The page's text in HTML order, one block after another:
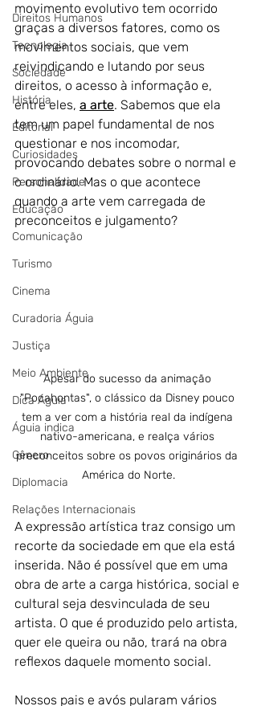
Direitos Humanos
Tecnologia
Sociedade
História
Editorial
Curiosidades
Personalidade
Educação
Comunicação
Turismo
Cinema
Curadoria Águia
Justiça
Meio Ambiente
Dica Águia
Águia indica
Gênero
Diplomacia
Relações Internacionais
movimento evolutivo tem ocorrido
graças a diversos fatores, como os
movimentos sociais, que vem
reivindicando e lutando por seus
direitos, o acesso à informação e,
entre eles, a arte. Sabemos que ela
tem um papel fundamental de nos
questionar e nos incomodar,
provocando debates sobre o normal e
o ordinário. Mas o que acontece
quando a arte vem carregada de
preconceitos e julgamento?
Apesar do sucesso da animação
"Pocahontas", o clássico da Disney pouco
tem a ver com a história real da indígena
nativo-americana, e realça vários
preconceitos sobre os povos originários da
América do Norte.
A expressão artística traz consigo um
recorte da sociedade em que ela está
inserida. Não é possível que em uma
obra de arte a carga histórica, social e
cultural seja desvinculada de seu
artista. O que é produzido pelo artista,
quer ele queira ou não, trará na obra
reflexos daquele momento social.
Nossos pais e avós pularam vários